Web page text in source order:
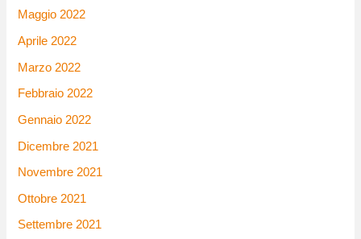
Maggio 2022
Aprile 2022
Marzo 2022
Febbraio 2022
Gennaio 2022
Dicembre 2021
Novembre 2021
Ottobre 2021
Settembre 2021